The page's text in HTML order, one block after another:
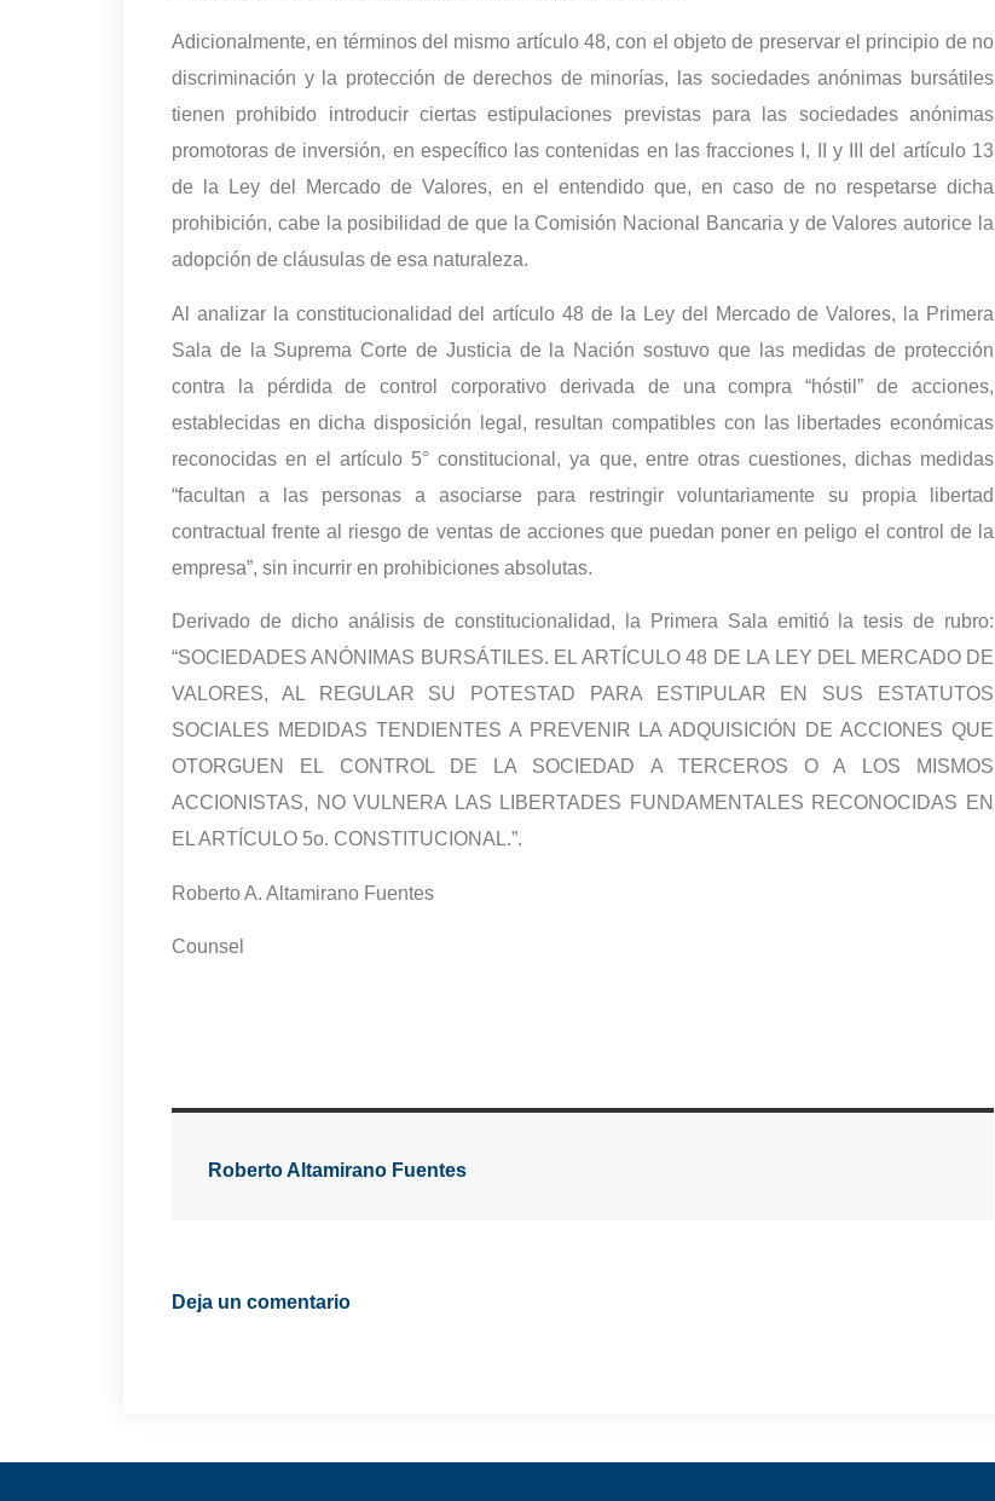
Adicionalmente, en términos del mismo artículo 48, con el objeto de preservar el principio de no
discriminación y la protección de derechos de minorías, las sociedades anónimas bursátiles
tienen prohibido introducir ciertas estipulaciones previstas para las sociedades anónimas
promotoras de inversión, en específico las contenidas en las fracciones I, II y III del artículo 13
de la Ley del Mercado de Valores, en el entendido que, en caso de no respetarse dicha
prohibición, cabe la posibilidad de que la Comisión Nacional Bancaria y de Valores autorice la
adopción de cláusulas de esa naturaleza.
Al analizar la constitucionalidad del artículo 48 de la Ley del Mercado de Valores, la Primera
Sala de la Suprema Corte de Justicia de la Nación sostuvo que las medidas de protección
contra la pérdida de control corporativo derivada de una compra “hóstil” de acciones,
establecidas en dicha disposición legal, resultan compatibles con las libertades económicas
reconocidas en el artículo 5° constitucional, ya que, entre otras cuestiones, dichas medidas
“facultan a las personas a asociarse para restringir voluntariamente su propia libertad
contractual frente al riesgo de ventas de acciones que puedan poner en peligo el control de la
empresa”, sin incurrir en prohibiciones absolutas.
Derivado de dicho análisis de constitucionalidad, la Primera Sala emitió la tesis de rubro:
“SOCIEDADES ANÓNIMAS BURSÁTILES. EL ARTÍCULO 48 DE LA LEY DEL MERCADO DE
VALORES, AL REGULAR SU POTESTAD PARA ESTIPULAR EN SUS ESTATUTOS
SOCIALES MEDIDAS TENDIENTES A PREVENIR LA ADQUISICIÓN DE ACCIONES QUE
OTORGUEN EL CONTROL DE LA SOCIEDAD A TERCEROS O A LOS MISMOS
ACCIONISTAS, NO VULNERA LAS LIBERTADES FUNDAMENTALES RECONOCIDAS EN
EL ARTÍCULO 5o. CONSTITUCIONAL.”.
Roberto A. Altamirano Fuentes
Counsel
Roberto Altamirano Fuentes
Deja un comentario